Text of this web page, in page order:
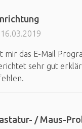
mir das E-Mail
sehr gut
/ Maus-